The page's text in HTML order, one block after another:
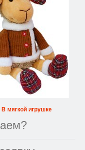
В мягкой игрушке